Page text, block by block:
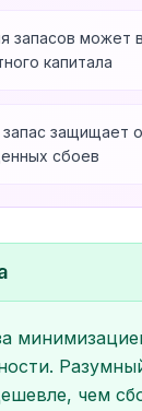
запасов может
капитала
защищает
сбоев
чем